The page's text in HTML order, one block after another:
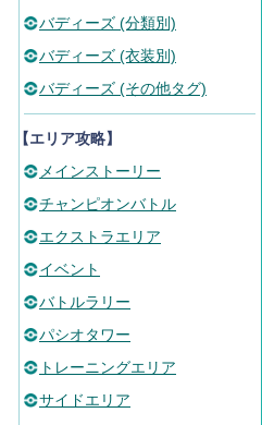
バディーズ (分類別)
バディーズ (衣装別)
バディーズ (その他タグ)
【エリア攻略】
メインストーリー
チャンピオンバトル
エクストラエリア
イベント
バトルラリー
パシオタワー
トレーニングエリア
サイドエリア